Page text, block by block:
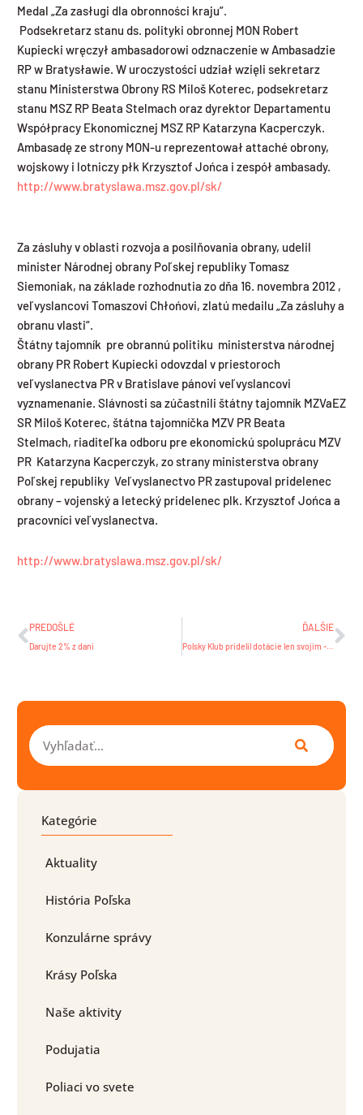
Medal „Za zasługi dla obronności kraju”.
Podsekretarz stanu ds. polityki obronnej MON Robert
Kupiecki wręczył ambasadorowi odznaczenie w Ambasadzie
RP w Bratysławie. W uroczystości udział wzięli sekretarz
stanu Ministerstwa Obrony RS Miloš Koterec, podsekretarz
stanu MSZ RP Beata Stelmach oraz dyrektor Departamentu
Współpracy Ekonomicznej MSZ RP Katarzyna Kacperczyk.
Ambasadę ze strony MON-u reprezentował attaché obrony,
wojskowy i lotniczy płk Krzysztof Jońca i zespół ambasady.
http://www.bratyslawa.msz.gov.pl/sk/
Za zásluhy v oblasti rozvoja a posilňovania obrany, udelil
minister Národnej obrany Poľskej republiky Tomasz
Siemoniak, na základe rozhodnutia zo dňa 16. novembra 2012 ,
veľvyslancovi Tomaszovi Chłońovi, zlatú medailu „Za zásluhy a
obranu vlasti“.
Štátny tajomník pre obrannú politiku ministerstva národnej
obrany PR Robert Kupiecki odovzdal v priestoroch
veľvyslanectva PR v Bratislave pánovi veľvyslancovi
vyznamenanie. Slávnosti sa zúčastnili štátny tajomník MZVaEZ
SR Miloš Koterec, štátna tajomníčka MZV PR Beata
Stelmach, riaditeľka odboru pre ekonomickú spoluprácu MZV
PR Katarzyna Kacperczyk, zo strany ministerstva obrany
Poľskej republiky Veľvyslanectvo PR zastupoval pridelenec
obrany – vojenský a letecký pridelenec plk. Krzysztof Jońca a
pracovníci veľvyslanectva.
http://www.bratyslawa.msz.gov.pl/sk/
PREDOŠLÉ
Darujte 2% z dani
ĎALŠIE
Polsky Klub pridelil dotácie len svojim -PL
Vyhľadať
Kategórie
Aktuality
História Poľska
Konzulárne správy
Krásy Poľska
Naše aktivity
Podujatia
Poliaci vo svete